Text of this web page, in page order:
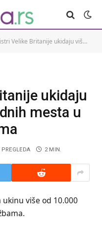
Britanije ukidaju više od 10.000 radnih mesta u državnim službama
ukidaju
mesta u
PREGLEDA 2 MIN.
više od 10.000